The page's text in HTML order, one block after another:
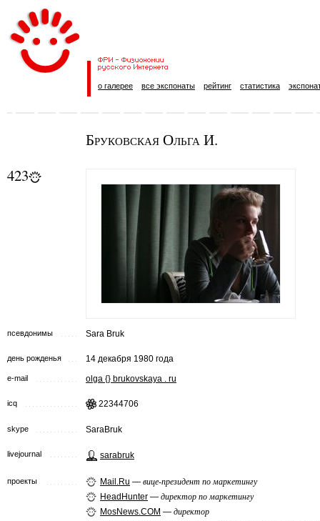
о галерее все экспонаты рейтинг статистика
Бруковская Ольга И.
423
псевдонимы Sara Bruk
день рожденья 14 декабря 1980 года
e-mail olga {} brukovskaya . ru
icq 22344706
skype SaraBruk
livejournal sarabruk
проекты Mail.Ru — вице-президент по маркетингу
HeadHunter — директор по маркетингу
MosNews.COM — директор